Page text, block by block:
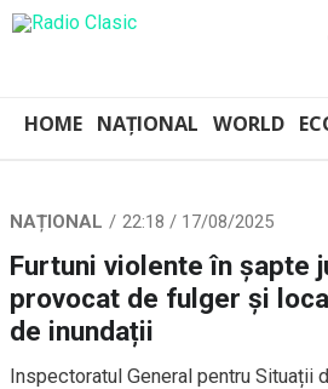
HOME NAȚIONAL WORLD
NAȚIONAL 22:18 / 17/08/2025
Furtuni violente în șapte
provocat de fulger și
de inundații
Inspectoratul General pentru Situații